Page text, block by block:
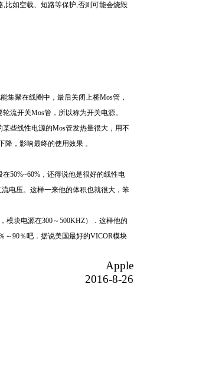
比如空载、短路等保护,否则可能会烧毁
集聚在线圈中，最后关闭上桥Mos管，
流开关Mos管，所以称为开关电源。
些线性电源的Mos管发热量很大，用不
，影响最终的使用效果 。
50%~60%，还得说他是很好的线性电
电压。这样一来他的体积也就很大，笨
模块电源在300～500KHZ）．这样他的
～90％吧．据说美国最好的VICOR模块
Apple
2016-8-26